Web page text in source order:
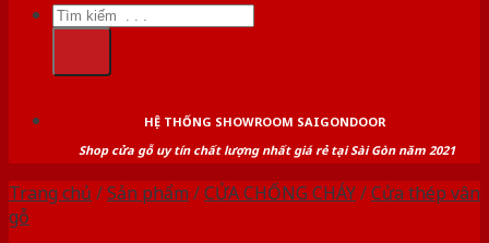
Tìm
kiếm:
HỆ THỐNG SHOWROOM SAIGONDOOR
Shop cửa gỗ uy tín chất lượng nhất giá rẻ tại Sài Gòn năm 2021
Trang chủ /Sản phẩm /CỬA CHỐNG CHÁY/Cửa thép vân
gỗ